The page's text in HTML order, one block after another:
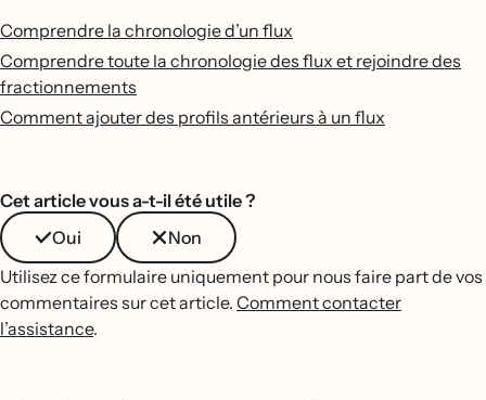
Comprendre la chronologie d’un flux
Comprendre toute la chronologie des flux et rejoindre des
fractionnements
Comment ajouter des profils antérieurs à un flux
Cet article vous a-t-il été utile ?
Oui
Non
Utilisez ce formulaire uniquement pour nous faire part de vos
commentaires sur cet article. Comment contacter
l’assistance.